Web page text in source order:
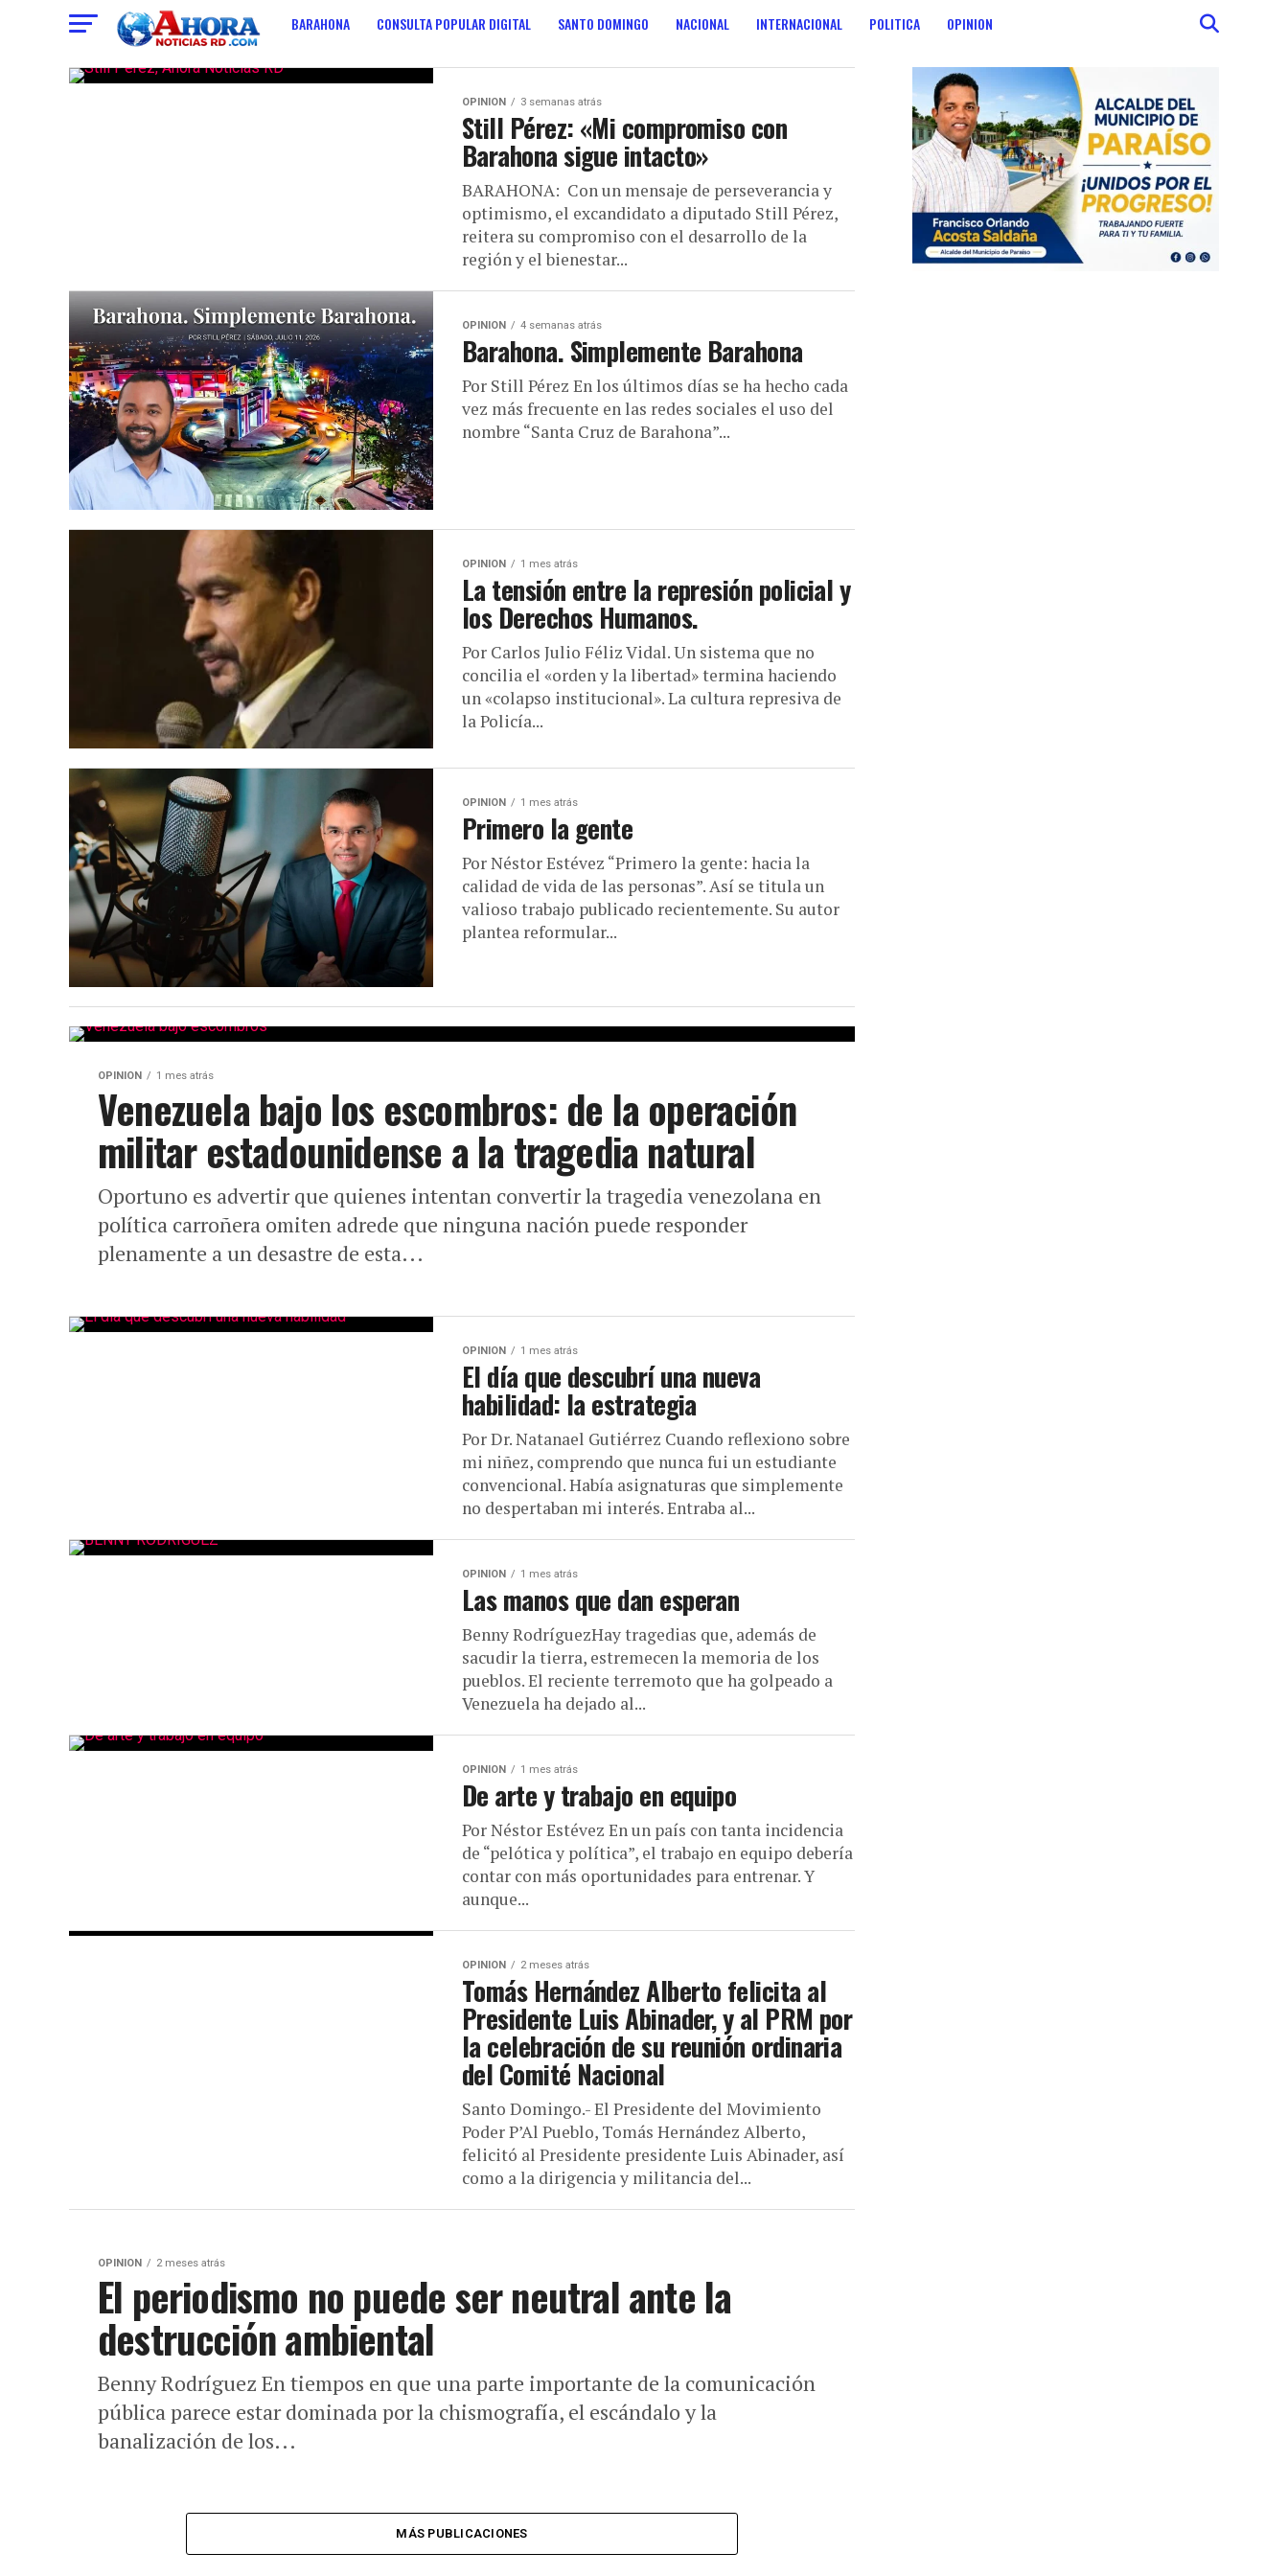
BARAHONA CONSULTA POPULAR DIGITAL SANTO DOMINGO NACIONAL INTERNACIONAL POLITICA OPINION
ECONOMIA CONTACTANOS CONSULTA POPULAR DIGITAL
OPINION 3 semanas atrás
Still Pérez: «Mi compromiso con
Barahona sigue intacto»
BARAHONA: Con un mensaje de perseverancia y
optimismo, el excandidato a diputado Still Pérez,
reitera su compromiso con el desarrollo de la
región y el bienestar...
OPINION 4 semanas atrás
Barahona. Simplemente Barahona
Por Still Pérez En los últimos días se ha hecho cada
vez más frecuente en las redes sociales el uso del
nombre “Santa Cruz de Barahona”...
OPINION 1 mes atrás
La tensión entre la represión policial y
los Derechos Humanos.
Por Carlos Julio Féliz Vidal. Un sistema que no
concilia el «orden y la libertad» termina haciendo
un «colapso institucional». La cultura represiva de
la Policía...
OPINION 1 mes atrás
Primero la gente
Por Néstor Estévez “Primero la gente: hacia la
calidad de vida de las personas”. Así se titula un
valioso trabajo publicado recientemente. Su autor
plantea reformular...
OPINION 1 mes atrás
Venezuela bajo los escombros: de la operación
militar estadounidense a la tragedia natural
Oportuno es advertir que quienes intentan convertir la tragedia venezolana en
política carroñera omiten adrede que ninguna nación puede responder
plenamente a un desastre de esta...
OPINION 1 mes atrás
El día que descubrí una nueva
habilidad: la estrategia
Por Dr. Natanael Gutiérrez Cuando reflexiono sobre
mi niñez, comprendo que nunca fui un estudiante
convencional. Había asignaturas que simplemente
no despertaban mi interés. Entraba al...
OPINION 1 mes atrás
Las manos que dan esperan
Benny RodríguezHay tragedias que, además de
sacudir la tierra, estremecen la memoria de los
pueblos. El reciente terremoto que ha golpeado a
Venezuela ha dejado al...
OPINION 1 mes atrás
De arte y trabajo en equipo
Por Néstor Estévez En un país con tanta incidencia
de “pelótica y política”, el trabajo en equipo debería
contar con más oportunidades para entrenar. Y
aunque...
OPINION 2 meses atrás
Tomás Hernández Alberto felicita al
Presidente Luis Abinader, y al PRM por
la celebración de su reunión ordinaria
del Comité Nacional
Santo Domingo.- El Presidente del Movimiento
Poder P’Al Pueblo, Tomás Hernández Alberto,
felicitó al Presidente presidente Luis Abinader, así
como a la dirigencia y militancia del...
OPINION 2 meses atrás
El periodismo no puede ser neutral ante la
destrucción ambiental
Benny Rodríguez En tiempos en que una parte importante de la comunicación
pública parece estar dominada por la chismografía, el escándalo y la
banalización de los...
MÁS PUBLICACIONES